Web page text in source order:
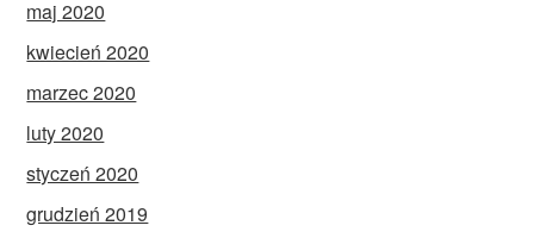
maj 2020
kwiecień 2020
marzec 2020
luty 2020
styczeń 2020
grudzień 2019